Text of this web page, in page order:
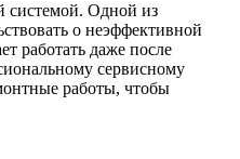
системой. Одной из
о неэффективной
работать даже после
сервисному
работы, чтобы